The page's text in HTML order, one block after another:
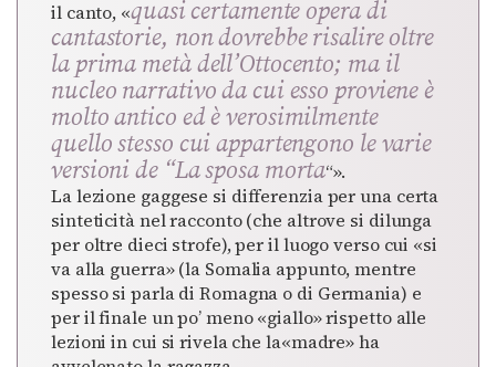
il canto, «quasi certamente opera di
cantastorie, non dovrebbe risalire oltre
la prima metà dell’Ottocento; ma il
nucleo narrativo da cui esso proviene è
molto antico ed è verosimilmente
quello stesso cui appartengono le varie
versioni de “La sposa morta“».
La lezione gaggese si differenzia per una certa
sinteticità nel racconto (che altrove si dilunga
per oltre dieci strofe), per il luogo verso cui «si
va alla guerra» (la Somalia appunto, mentre
spesso si parla di Romagna o di Germania) e
per il finale un po’ meno «giallo» rispetto alle
lezioni in cui si rivela che la«madre» ha